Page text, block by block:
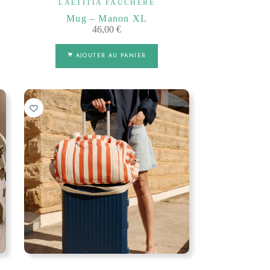
LAËTITIA FAUCHÈRE
Mug – Manon XL
46,00€
AJOUTER AU PANIER